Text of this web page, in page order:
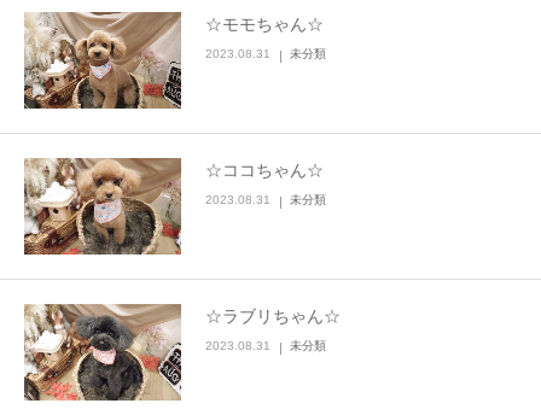
☆モモちゃん☆
2023.08.31 未分類
☆ココちゃん☆
2023.08.31 未分類
☆ラブリちゃん☆
2023.08.31 未分類